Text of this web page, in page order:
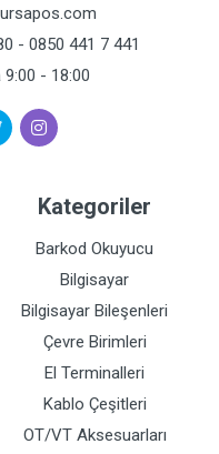
- 0850 441 7 441
- 18:00
Kategoriler
Barkod Okuyucu
Bilgisayar
Bilgisayar Bileşenleri
Çevre Birimleri
El Terminalleri
Kablo Çeşitleri
OT/VT Aksesuarları